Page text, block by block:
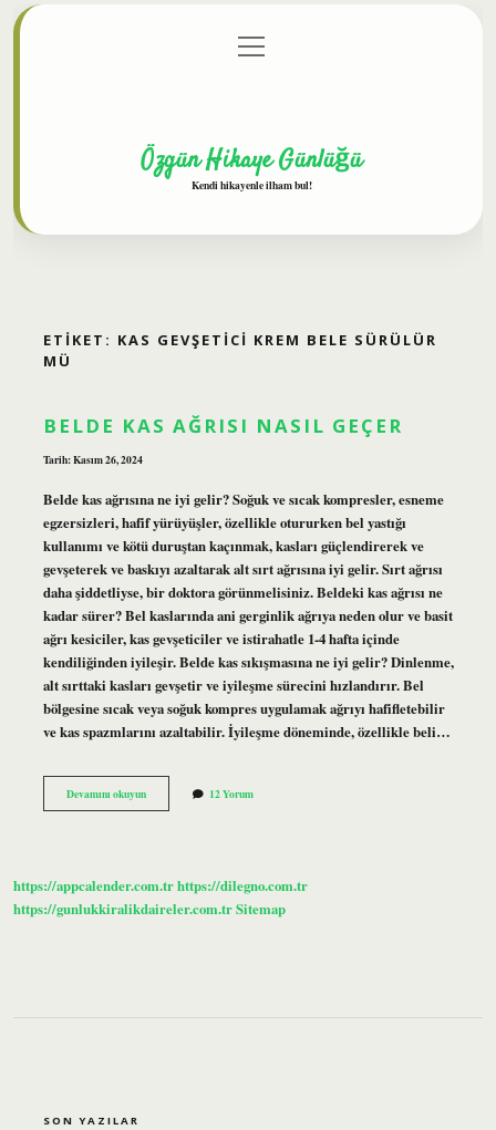
Gizlilik Politikası
menüyü
aç
Özgün Hikaye Günlüğü
Kendi hikayenle ilham bul!
ETIKET: KAS GEVŞETICI KREM BELE SÜRÜLÜR
MÜ
BELDE KAS AĞRISI NASIL GEÇER
Tarih: Kasım 26, 2024
Belde kas ağrısına ne iyi gelir? Soğuk ve sıcak kompresler, esneme
egzersizleri, hafif yürüyüşler, özellikle otururken bel yastığı
kullanımı ve kötü duruştan kaçınmak, kasları güçlendirerek ve
gevşeterek ve baskıyı azaltarak alt sırt ağrısına iyi gelir. Sırt ağrısı
daha şiddetliyse, bir doktora görünmelisiniz. Beldeki kas ağrısı ne
kadar sürer? Bel kaslarında ani gerginlik ağrıya neden olur ve basit
ağrı kesiciler, kas gevşeticiler ve istirahatle 1-4 hafta içinde
kendiliğinden iyileşir. Belde kas sıkışmasına ne iyi gelir? Dinlenme,
alt sırttaki kasları gevşetir ve iyileşme sürecini hızlandırır. Bel
bölgesine sıcak veya soğuk kompres uygulamak ağrıyı hafifletebilir
ve kas spazmlarını azaltabilir. İyileşme döneminde, özellikle beli…
Devamını okuyunBelde
Kas
12 Yorum
https://appcalender.com.trhttps://dilegno.com.tr
https://gunlukkiralikdaireler.com.trSitemap
SON YAZILAR